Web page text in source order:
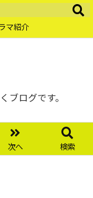
ブログです。
次へ 検索
マ紹介